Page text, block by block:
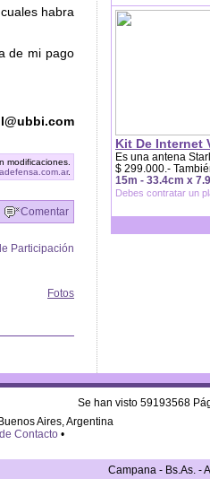
habra
de mi pago
modificaciones.
.
Comentar
Participación
Fotos
Kit De Internet
Es una antena
$ 299.000.-
15m - 33.4cm x
Debes contratar un
Se han visto 59193568
Aires, Argentina
Contacto•
Campana - Bs.As. -